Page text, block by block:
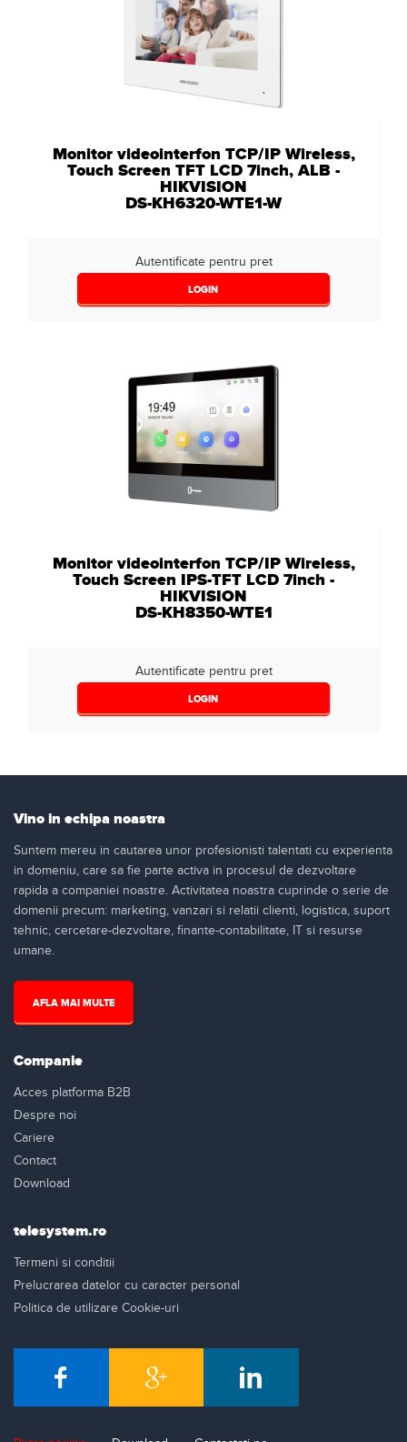
Monitor videointerfon TCP/IP Wireless,
Touch Screen TFT LCD 7inch, ALB -
HIKVISION
DS-KH6320-WTE1-W
Autentificate pentru pret
LOGIN
Monitor videointerfon TCP/IP Wireless,
Touch Screen IPS-TFT LCD 7inch -
HIKVISION
DS-KH8350-WTE1
Autentificate pentru pret
LOGIN
Vino in echipa noastra
Suntem mereu in cautarea unor profesionisti talentati cu experienta
in domeniu, care sa fie parte activa in procesul de dezvoltare
rapida a companiei noastre. Activitatea noastra cuprinde o serie de
domenii precum: marketing, vanzari si relatii clienti, logistica, suport
tehnic, cercetare-dezvoltare, finante-contabilitate, IT si resurse
umane.
AFLA MAI MULTE
Companie
Acces platforma B2B
Despre noi
Cariere
Contact
Download
telesystem.ro
Termeni si conditii
Prelucrarea datelor cu caracter personal
Politica de utilizare Cookie-uri